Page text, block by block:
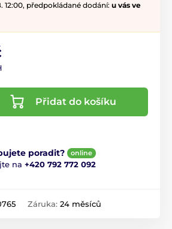
12:00, předpokládané dodání: u vás ve
Přidat do košíku
poradit? online
na +420 792 772 092
Záruka: 24 měsíců